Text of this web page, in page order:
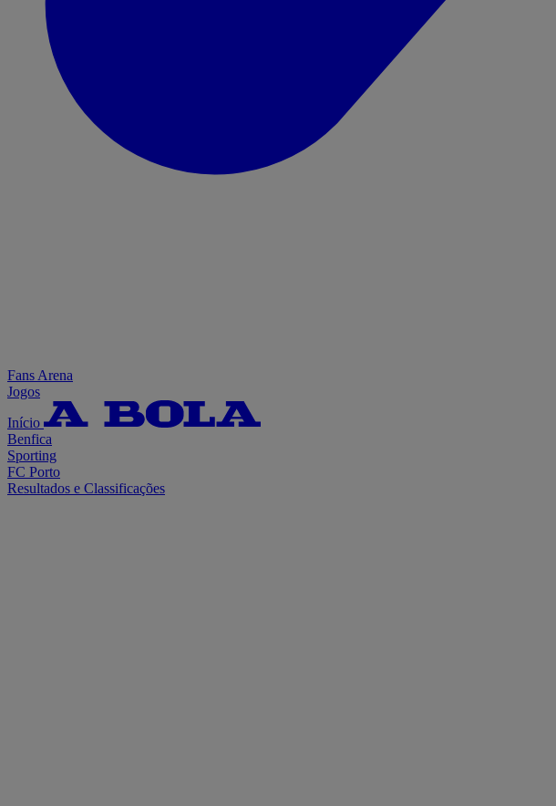
Fans Arena
Jogos
Início
Benfica
Sporting
FC Porto
Resultados e Classificações